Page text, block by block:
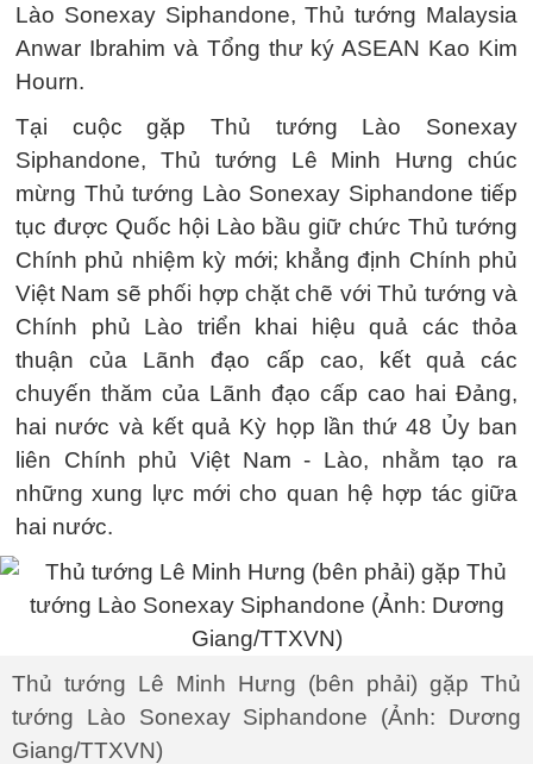
Lào Sonexay Siphandone, Thủ tướng Malaysia
Anwar Ibrahim và Tổng thư ký ASEAN Kao Kim
Hourn.
Tại cuộc gặp Thủ tướng Lào Sonexay
Siphandone, Thủ tướng Lê Minh Hưng chúc
mừng Thủ tướng Lào Sonexay Siphandone tiếp
tục được Quốc hội Lào bầu giữ chức Thủ tướng
Chính phủ nhiệm kỳ mới; khẳng định Chính phủ
Việt Nam sẽ phối hợp chặt chẽ với Thủ tướng và
Chính phủ Lào triển khai hiệu quả các thỏa
thuận của Lãnh đạo cấp cao, kết quả các
chuyến thăm của Lãnh đạo cấp cao hai Đảng,
hai nước và kết quả Kỳ họp lần thứ 48 Ủy ban
liên Chính phủ Việt Nam - Lào, nhằm tạo ra
những xung lực mới cho quan hệ hợp tác giữa
hai nước.
Thủ tướng Lê Minh Hưng (bên phải) gặp Thủ
tướng Lào Sonexay Siphandone (Ảnh: Dương
Giang/TTXVN)